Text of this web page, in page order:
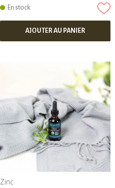
En stock
AJOUTER AU PANIER
Zinc